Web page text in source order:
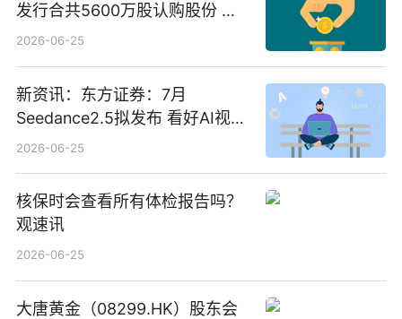
发行合共5600万股认购股份 净
筹约1007万港元 独家焦点
2026-06-25
新资讯：东方证券：7月
Seedance2.5拟发布 看好AI视频
创作工作流进一步提效
2026-06-25
核保时会查看所有体检报告吗？
观速讯
2026-06-25
大唐黄金（08299.HK）股东会